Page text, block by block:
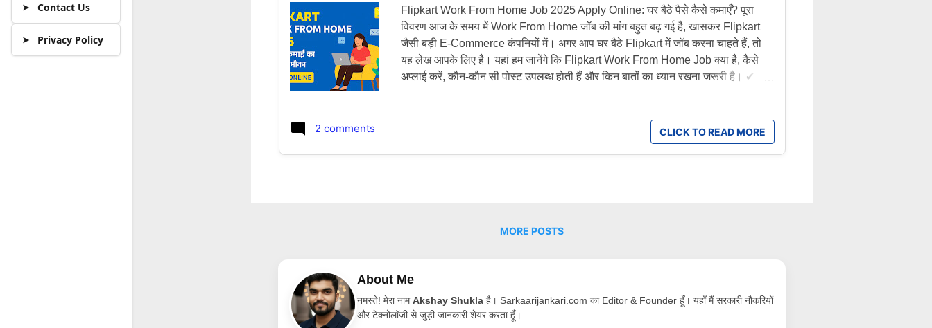
Flipkart Work From Home Job 2025 Apply Online: घर बैठे पैसे कैसे कमाएँ? पूरा
विवरण आज के समय में Work From Home जॉब की मांग बहुत बढ़ गई है, खासकर Flipkart
जैसी बड़ी E-Commerce कंपनियों में। अगर आप घर बैठे Flipkart में जॉब करना चाहते हैं, तो
यह लेख आपके लिए है। यहां हम जानेंगे कि Flipkart Work From Home Job क्या है, कैसे
अप्लाई करें, कौन-कौन सी पोस्ट उपलब्ध होती हैं और किन बातों का ध्यान रखना जरूरी है। ✔
From Home जॉब्स जारी करता है। इन जॉब्स के लिए ज्यादा टेक्निकल स्किल की जरूरत नहीं
होती—बस बेसिक कंप्यूटर/मोबाइल और अच्छी कम्युनिकेशन की जरूरत होती है। Flipkart Work
2 comments CLICK TO READ MORE
MORE POSTS
About Me
नमस्ते! मेरा नामAkshay Shukla है। Sarkaarijankari.com का Editor & Founder हूँ। यहाँ मैं सरकारी नौकरियों
और टेक्नोलॉजी से जुड़ी जानकारी शेयर करता हूँ।
Contact Us
Privacy Policy